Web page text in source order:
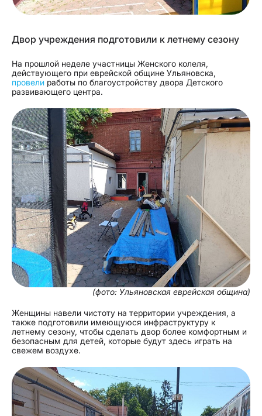
Двор учреждения подготовили к летнему сезону
На прошлой неделе участницы Женского колеля,
действующего при еврейской общине Ульяновска,
провели работы по благоустройству двора Детского
развивающего центра.
(фото: Ульяновская еврейская община)
Женщины навели чистоту на территории учреждения, а
также подготовили имеющуюся инфраструктуру к
летнему сезону, чтобы сделать двор более комфортным и
безопасным для детей, которые будут здесь играть на
свежем воздухе.